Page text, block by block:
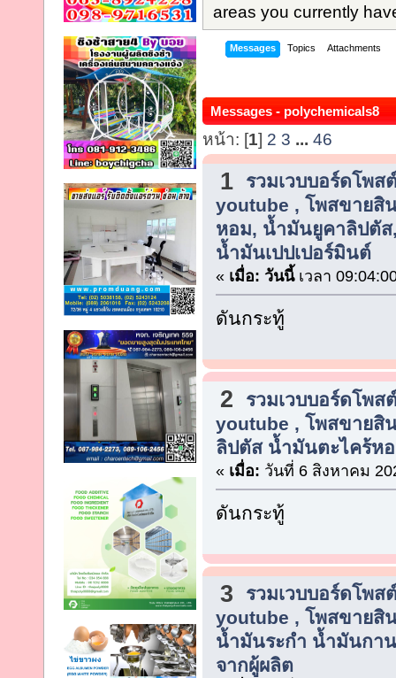
areas you currently
Messages Topics Attachments
Messages - polychemicals8
หน้า: [1] 2 3 ... 46
1
รวมเวบบอร์ดโพส
youtube , โพสขายสิ
หอม, น้ำมันยูคาลิปตั
น้ำมันเปปเปอร์มินต์
« เมื่อ: วันนี้เวลา
ดันกระทู้
2
รวมเวบบอร์ดโพส
youtube , โพสขายสิ
ลิปตัส น้ำมันตะไคร้ห
« เมื่อ: วันที่ 6 สิงหาคม
ดันกระทู้
3
รวมเวบบอร์ดโพส
youtube , โพสขายสิ
น้ำมันระกำ น้ำมันกา
จากผู้ผลิต